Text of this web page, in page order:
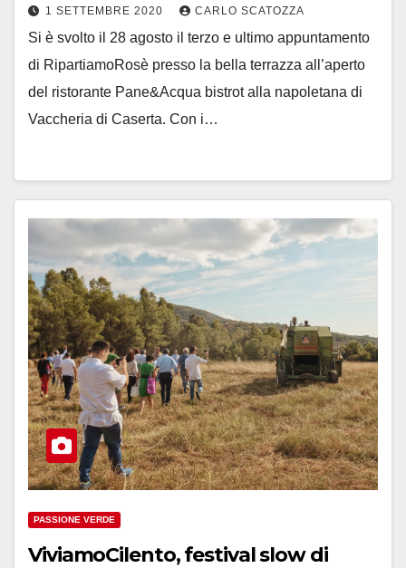
1 SETTEMBRE 2020 CARLO SCATOZZA
Si è svolto il 28 agosto il terzo e ultimo appuntamento
di RipartiamoRosè presso la bella terrazza all’aperto
del ristorante Pane&Acqua bistrot alla napoletana di
Vaccheria di Caserta. Con i…
PASSIONE VERDE
ViviamoCilento, festival slow di